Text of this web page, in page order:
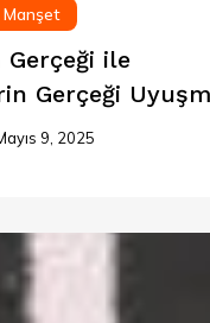
Manşet
Gerçeği ile
Gerçeği
9, 2025